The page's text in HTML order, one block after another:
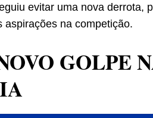
evitar uma nova derrota,
aspirações na competição.
GOLPE